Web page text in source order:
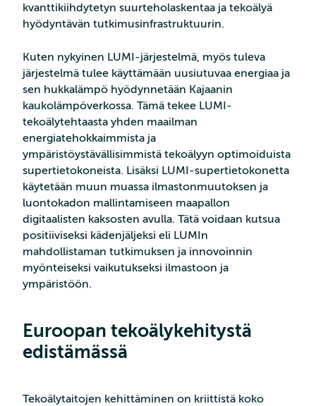
kvanttikiihdytetyn suurteholaskentaa ja tekoälyä
hyödyntävän tutkimusinfrastruktuurin.
Kuten nykyinen LUMI-järjestelmä, myös tuleva
järjestelmä tulee käyttämään uusiutuvaa energiaa ja
sen hukkalämpö hyödynnetään Kajaanin
kaukolämpöverkossa. Tämä tekee LUMI-
tekoälytehtaasta yhden maailman
energiatehokkaimmista ja
ympäristöystävällisimmistä tekoälyyn optimoiduista
supertietokoneista. Lisäksi LUMI-supertietokonetta
käytetään muun muassa ilmastonmuutoksen ja
luontokadon mallintamiseen maapallon
digitaalisten kaksosten avulla. Tätä voidaan kutsua
positiiviseksi kädenjäljeksi eli LUMIn
mahdollistaman tutkimuksen ja innovoinnin
myönteiseksi vaikutukseksi ilmastoon ja
ympäristöön.
Euroopan tekoälykehitystä
edistämässä
Tekoälytaitojen kehittäminen on kriittistä koko